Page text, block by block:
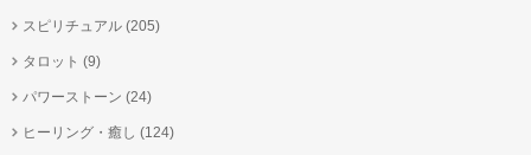
スピリチュアル (205)
タロット (9)
パワーストーン (24)
ヒーリング・癒し (124)